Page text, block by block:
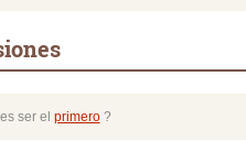
ser el primero?